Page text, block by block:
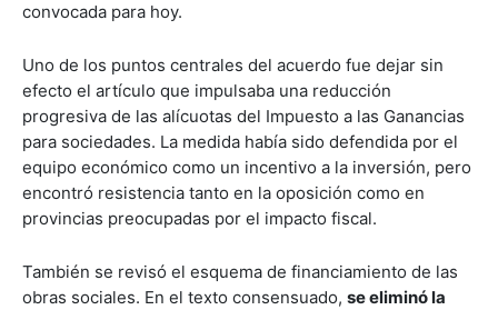
convocada para hoy.
Uno de los puntos centrales del acuerdo fue dejar sin
efecto el artículo que impulsaba una reducción
progresiva de las alícuotas del Impuesto a las Ganancias
para sociedades. La medida había sido defendida por el
equipo económico como un incentivo a la inversión, pero
encontró resistencia tanto en la oposición como en
provincias preocupadas por el impacto fiscal.
También se revisó el esquema de financiamiento de las
obras sociales. En el texto consensuado, se eliminó la